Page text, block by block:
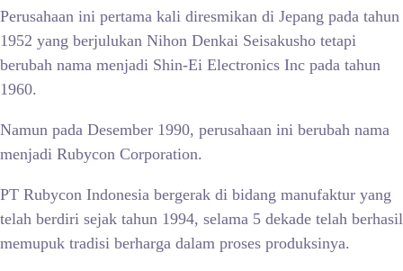
Perusahaan ini pertama kali diresmikan di Jepang pada tahun
1952 yang berjulukan Nihon Denkai Seisakusho tetapi
berubah nama menjadi Shin-Ei Electronics Inc pada tahun
1960.
Namun pada Desember 1990, perusahaan ini berubah nama
menjadi Rubycon Corporation.
PT Rubycon Indonesia bergerak di bidang manufaktur yang
telah berdiri sejak tahun 1994, selama 5 dekade telah berhasil
memupuk tradisi berharga dalam proses produksinya.